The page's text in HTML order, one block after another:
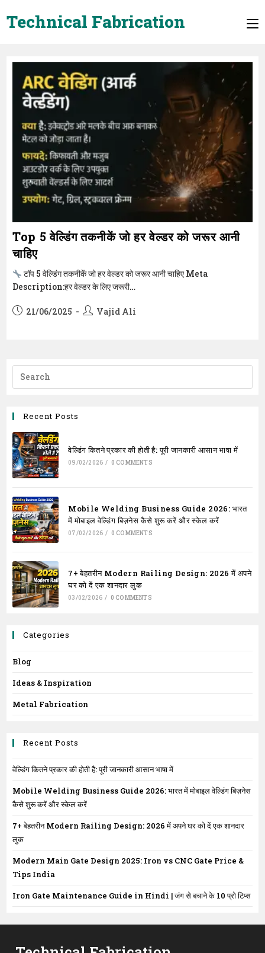
toTechnical Fabrication
Top 5 वेल्डिंग तकनीकें जो हर वेल्डर को जरूर आनी
चाहिए
टॉप 5 वेल्डिंग तकनीकें जो हर वेल्डर को जरूर आनी चाहिए Meta
Description:हर वेल्डर के लिए जरूरी…
Post21/06/2025
PostVajid Ali
Recent Posts
वेल्डिंग कितने प्रकार की होती है: पूरी जानकारी आसान भाषा में
09/02/2026 / 0 COMMENTS
Mobile Welding Business Guide 2026: भारत
में मोबाइल वेल्डिंग बिज़नेस कैसे शुरू करें और स्केल करें
07/02/2026 / 0 COMMENTS
7+ बेहतरीन Modern Railing Design: 2026 में अपने
घर को दें एक शानदार लुक
03/02/2026 / 0 COMMENTS
Categories
Blog
Ideas & Inspiration
Metal Fabrication
Recent Posts
वेल्डिंग कितने प्रकार की होती है: पूरी जानकारी आसान भाषा में
Mobile Welding Business Guide 2026: भारत में मोबाइल वेल्डिंग बिज़नेस
कैसे शुरू करें और स्केल करें
7+ बेहतरीन Modern Railing Design: 2026 में अपने घर को दें एक शानदार
लुक
Modern Main Gate Design 2025: Iron vs CNC Gate Price &
Tips India
Iron Gate Maintenance Guide in Hindi | जंग से बचाने के 10 प्रो टिप्स